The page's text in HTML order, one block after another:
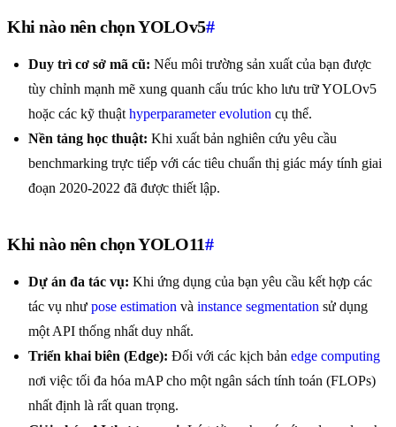
Khi nào nên chọn YOLOv5#
Duy trì cơ sở mã cũ: Nếu môi trường sản xuất của bạn được
tùy chỉnh mạnh mẽ xung quanh cấu trúc kho lưu trữ YOLOv5
hoặc các kỹ thuật hyperparameter evolution cụ thể.
Nền tảng học thuật: Khi xuất bản nghiên cứu yêu cầu
benchmarking trực tiếp với các tiêu chuẩn thị giác máy tính giai
đoạn 2020-2022 đã được thiết lập.
Khi nào nên chọn YOLO11#
Dự án đa tác vụ: Khi ứng dụng của bạn yêu cầu kết hợp các
tác vụ như pose estimation và instance segmentation sử dụng
một API thống nhất duy nhất.
Triển khai biên (Edge): Đối với các kịch bản edge computing
nơi việc tối đa hóa mAP cho một ngân sách tính toán (FLOPs)
nhất định là rất quan trọng.